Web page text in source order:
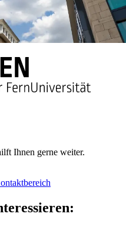
Ihnen gerne weiter.